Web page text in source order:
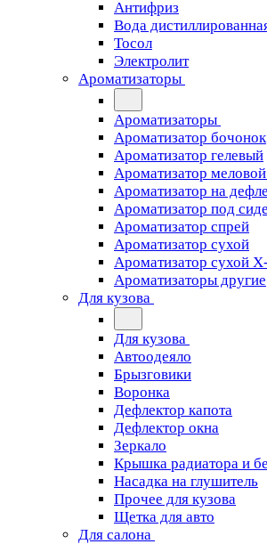
Антифриз
Вода
Тосол
Электролит
Ароматизаторы
Ароматизаторы
Ароматизатор бочонок
Ароматизатор гелевый
Ароматизатор
Ароматизатор на
Ароматизатор под
Ароматизатор спрей
Ароматизатор сухой
Ароматизатор сухой
Ароматизаторы другие
Для кузова
Для кузова
Автоодеяло
Брызговики
Воронка
Дефлектор капота
Дефлектор окна
Зеркало
Крышка радиатора и
Насадка на глушитель
Прочее для кузова
Щетка для авто
Для салона